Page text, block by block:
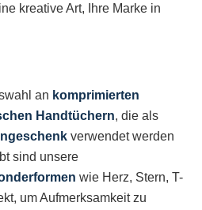
kreative Art, Ihre Marke in
an komprimierten
Handtüchern, die als
verwendet werden
sind unsere
wie Herz, Stern, T-
um Aufmerksamkeit zu